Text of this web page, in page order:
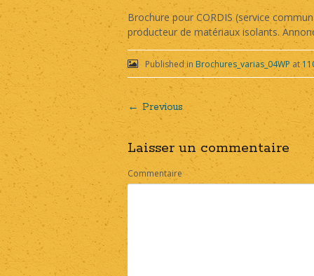
Brochure pour CORDIS (service
producteur de matériaux isolants.
Published in Brochures_varias_04WP at
Post
navigation
← Previous
Laisser un commentaire
Commentaire